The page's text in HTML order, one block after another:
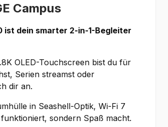
Campus
ist dein smarter 2-in-1-Begleiter
OLED-Touchscreen bist du für
Serien streamst oder
dir an.
in Seashell-Optik, Wi-Fi 7
sondern Spaß macht.